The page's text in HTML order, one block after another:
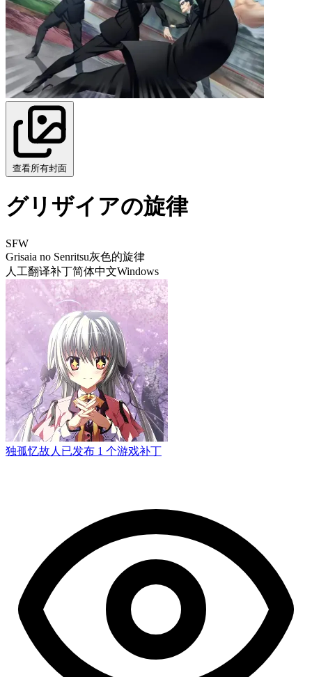
查看所有封面
グリザイアの旋律
SFW
Grisaia no Senritsu灰色的旋律
人工翻译补丁简体中文Windows
独孤忆故人 已发布 1 个游戏补丁